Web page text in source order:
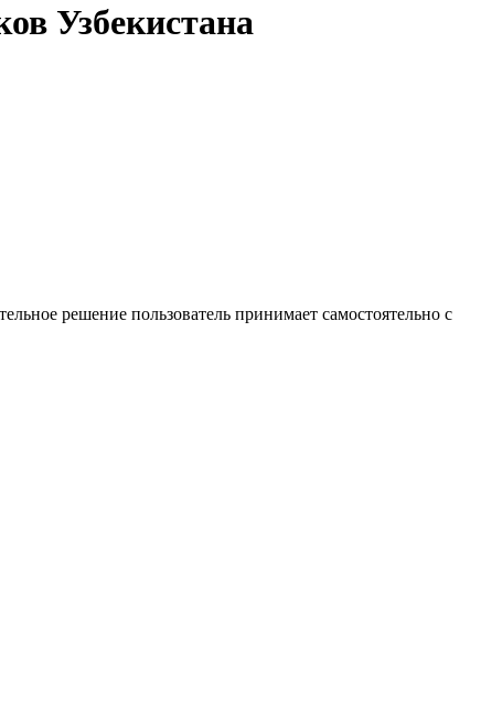
Узбекистана
решение пользователь принимает самостоятельно с